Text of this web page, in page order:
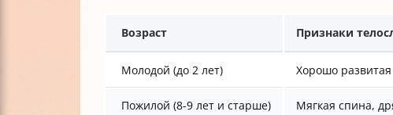
Возраст Признаки
Молодой (до 2 лет) Хорошо
Пожилой (8-9 лет и старше) Мягкая спина,